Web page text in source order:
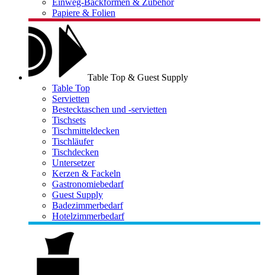
Einweg-Backformen & Zubehör
Papiere & Folien
Table Top & Guest Supply
Table Top
Servietten
Bestecktaschen und -servietten
Tischsets
Tischmitteldecken
Tischläufer
Tischdecken
Untersetzer
Kerzen & Fackeln
Gastronomiebedarf
Guest Supply
Badezimmerbedarf
Hotelzimmerbedarf